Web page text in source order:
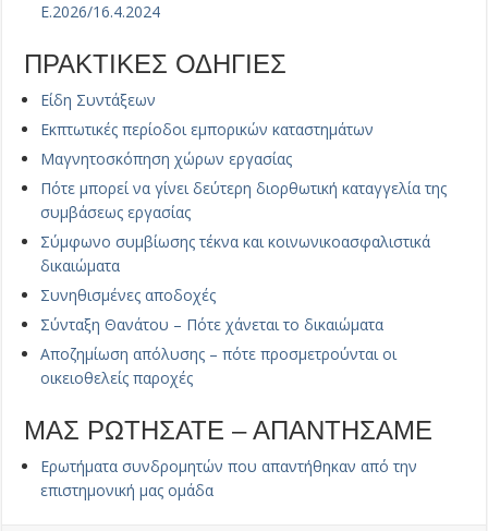
Ε.2026/16.4.2024
ΠΡΑΚΤΙΚΕΣ ΟΔΗΓΙΕΣ
Είδη Συντάξεων
Εκπτωτικές περίοδοι εμπορικών καταστημάτων
Μαγνητοσκόπηση χώρων εργασίας
Πότε μπορεί να γίνει δεύτερη διορθωτική καταγγελία της
συμβάσεως εργασίας
Σύμφωνο συμβίωσης τέκνα και κοινωνικοασφαλιστικά
δικαιώματα
Συνηθισμένες αποδοχές
Σύνταξη Θανάτου – Πότε χάνεται το δικαιώματα
Αποζημίωση απόλυσης – πότε προσμετρούνται οι
οικειοθελείς παροχές
ΜΑΣ ΡΩΤΗΣΑΤΕ – ΑΠΑΝΤΗΣΑΜΕ
Ερωτήματα συνδρομητών που απαντήθηκαν από την
επιστημονική μας ομάδα